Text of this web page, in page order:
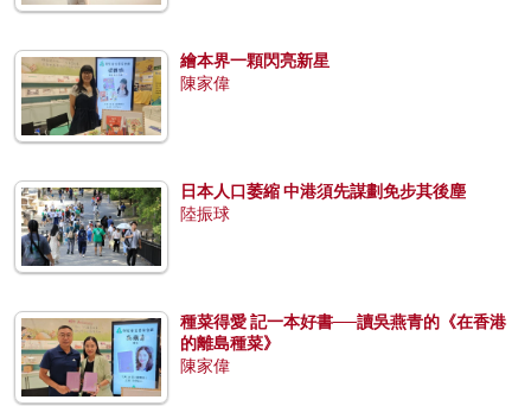
繪本界一顆閃亮新星
陳家偉
日本人口萎縮 中港須先謀劃免步其後塵
陸振球
種菜得愛 記一本好書──讀吳燕青的《在香港
的離島種菜》
陳家偉